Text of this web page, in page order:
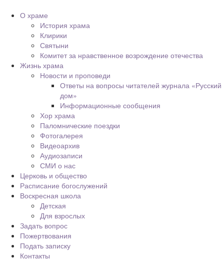
О храме
История храма
Клирики
Святыни
Комитет за нравственное возрождение отечества
Жизнь храма
Новости и проповеди
Ответы на вопросы читателей журнала «Русский
дом»
Информационные сообщения
Хор храма
Паломнические поездки
Фотогалерея
Видеоархив
Аудиозаписи
СМИ о нас
Церковь и общество
Расписание богослужений
Воскресная школа
Детская
Для взрослых
Задать вопрос
Пожертвования
Подать записку
Контакты